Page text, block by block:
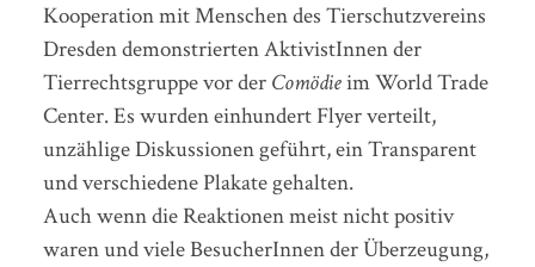
Kooperation mit Menschen des Tierschutzvereins
Dresden demonstrierten AktivistInnen der
Tierrechtsgruppe vor der Comödieim World Trade
Center. Es wurden einhundert Flyer verteilt,
unzählige Diskussionen geführt, ein Transparent
und verschiedene Plakate gehalten.
Auch wenn die Reaktionen meist nicht positiv
waren und viele BesucherInnen der Überzeugung,